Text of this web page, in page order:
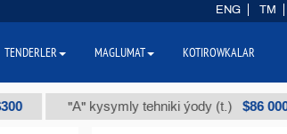
"А" kysymly tehniki ýody (t.) $86 000
ENG TM
TENDERLER MAGLUMAT KOTIROWKALAR